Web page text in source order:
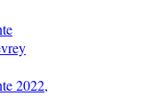
2022,